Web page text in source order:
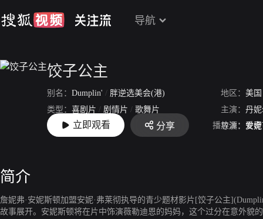
导航
饺子公主
别名： Dumplin' / 胖逆选美会(港) 地区： 美国
类型： 喜剧片 / 剧情片 / 歌舞片 主演： 丹妮
上映： 2018-12-07 导演： 安
立即观看 分享 播放源： 爱
简介
詹妮弗·安妮斯顿加盟安妮·弗莱彻执导的青少题材影片[饺子公主
故事展开。安妮斯顿将在片中饰演薇勒迪恩的妈妈，这个过分在意外貌